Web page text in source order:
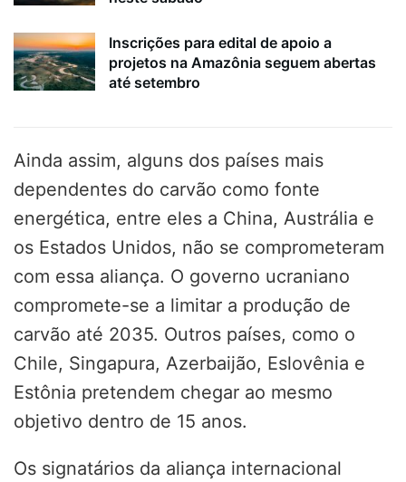
Inscrições para edital de apoio a
projetos na Amazônia seguem abertas
até setembro
Ainda assim, alguns dos países mais
dependentes do carvão como fonte
energética, entre eles a China, Austrália e
os Estados Unidos, não se comprometeram
com essa aliança. O governo ucraniano
compromete-se a limitar a produção de
carvão até 2035. Outros países, como o
Chile, Singapura, Azerbaijão, Eslovênia e
Estônia pretendem chegar ao mesmo
objetivo dentro de 15 anos.
Os signatários da aliança internacional